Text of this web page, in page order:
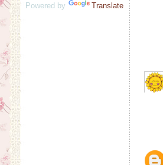
Powered by Translate